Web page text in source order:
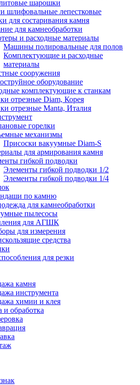
шарошки
шлифовальные лепестковые
для состаривания камня
для камнеобработки
и расходные материалы
Машины полировальные для полов
Комплектующие и расходные
материалы
сооружения
оборудование
комплектующие к станкам
отрезные Diam, Корея
отрезные Manta, Италия
горелки
механизмы
Присоски вакуумные Diam-S
для армирования камня
гибкой подводки
Элементы гибкой подводки 1/2
Элементы гибкой подводки 1/4
по камню
для камнеобработки
пылесосы
для АГШК
для измерения
средства
для резки
камня
инструмента
химии и клея
и обработка